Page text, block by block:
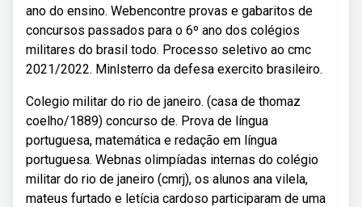
ano do ensino. Webencontre provas e gabaritos de
concursos passados para o 6º ano dos colégios
militares do brasil todo. Processo seletivo ao cmc
2021/2022. Minlsterro da defesa exercito brasileiro.
Colegio militar do rio de janeiro. (casa de thomaz
coelho/1889) concurso de. Prova de língua
portuguesa, matemática e redação em língua
portuguesa. Webnas olimpíadas internas do colégio
militar do rio de janeiro (cmrj), os alunos ana vilela,
mateus furtado e letícia cardoso participaram de uma